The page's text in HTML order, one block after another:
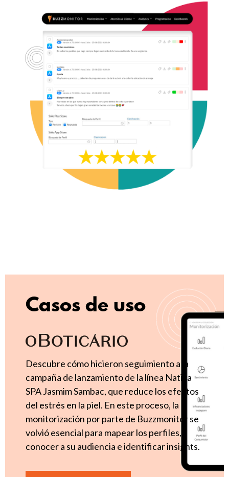
Casos de uso
Descubre cómo hicieron seguimiento a la
campaña de lanzamiento de la línea Nativa
SPA Jasmim Sambac, que reduce los efectos
del estrés en la piel. En este proceso, la
monitorización por parte de Buzzmonitor se
volvió esencial para mapear los perfiles,
conocer a su audiencia e identificar insights.